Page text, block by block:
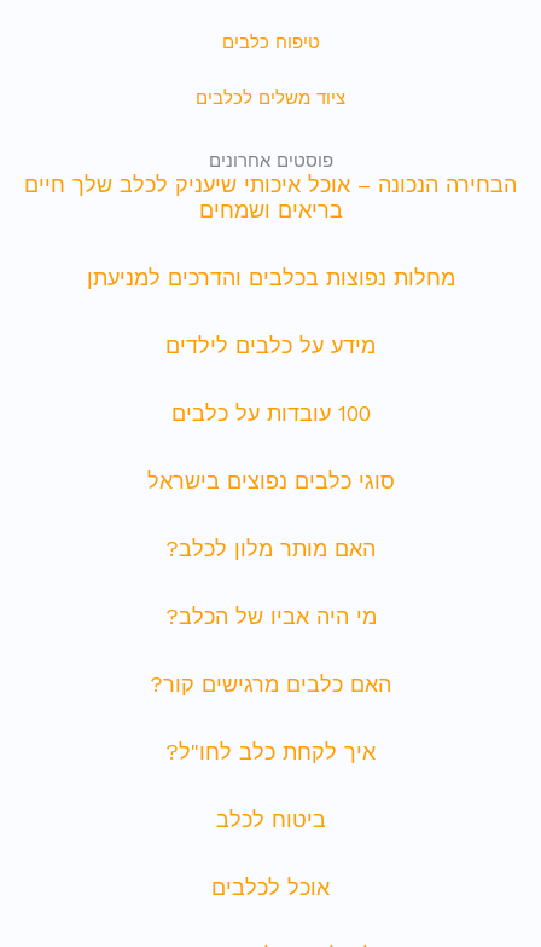
טיפוח כלבים
ציוד משלים לכלבים
פוסטים אחרונים
הבחירה הנכונה – אוכל איכותי שיעניק לכלב שלך חיים
בריאים ושמחים
מחלות נפוצות בכלבים והדרכים למניעתן
מידע על כלבים לילדים
100 עובדות על כלבים
סוגי כלבים נפוצים בישראל
האם מותר מלון לכלב?
מי היה אביו של הכלב?
האם כלבים מרגישים קור?
איך לקחת כלב לחו"ל?
ביטוח לכלב
אוכל לכלבים